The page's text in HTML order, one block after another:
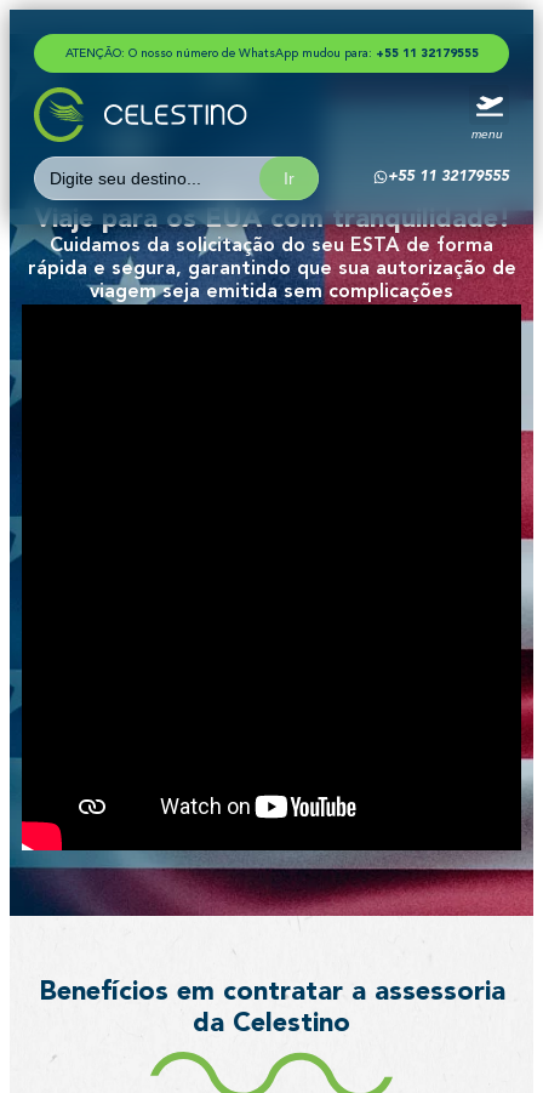
ATENÇÃO: O nosso número de WhatsApp mudou para: + 55 1 1 321 79555
menu
Search
for:
+55 11 32179555
Viaje para os EUA com tranquilidade!
Cuidamos da solicitação do seu ESTA de forma
rápida e segura, garantindo que sua autorização de
viagem seja emitida sem complicações
Benefícios em contratar a assessoria
da Celestino